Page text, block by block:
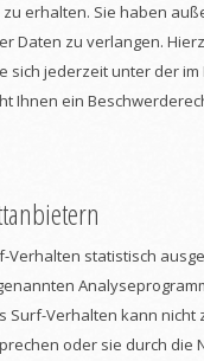
erhalten. Sie haben
Daten zu verlangen.
sich jederzeit unter der
Ihnen ein
Verhalten statistisch
Surf-Verhalten kann
oder sie durch die